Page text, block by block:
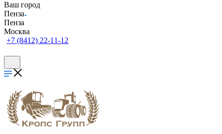
Ваш город
Пенза
Пенза
Москва
+7 (8412) 22-11-12